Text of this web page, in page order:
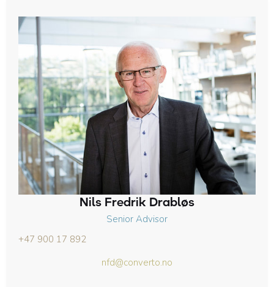
Nils Fredrik Drabløs
Senior Advisor
+47 900 17 892
nfd@converto.no